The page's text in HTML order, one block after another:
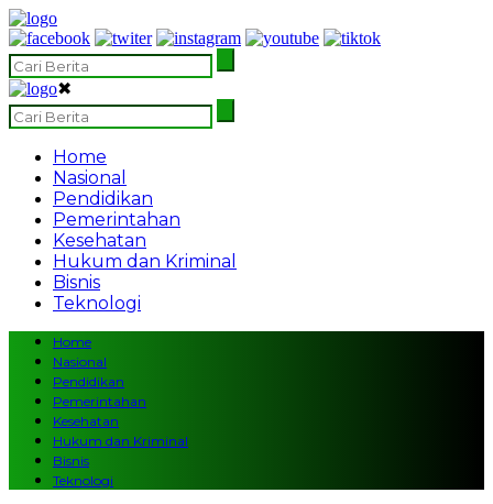
✖
Home
Nasional
Pendidikan
Pemerintahan
Kesehatan
Hukum dan Kriminal
Bisnis
Teknologi
Home
Nasional
Pendidikan
Pemerintahan
Kesehatan
Hukum dan Kriminal
Bisnis
Teknologi